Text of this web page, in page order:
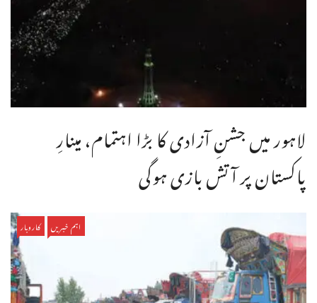
لاہور میں جشنِ آزادی کا بڑا اہتمام، مینارِ
پاکستان پر آتش بازی ہوگی
اہم خبریں کاروبار